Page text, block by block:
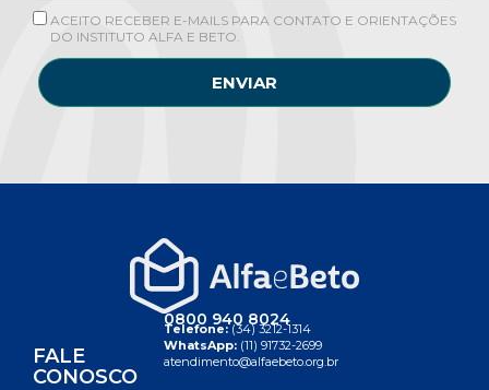
ACEITO RECEBER E-MAILS PARA CONTATO E ORIENTAÇÕES
DO INSTITUTO ALFA E BETO.
ENVIAR
FALE
CONOSCO
0800 940 8024
Telefone:(34) 3212-1314
WhatsApp: (11) 91732-2699
atendimento@alfaebeto.org.br